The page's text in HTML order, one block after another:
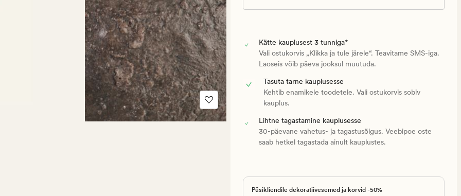
Kätte kauplusest 3 tunniga*
Vali ostukorvis „Klikka ja tule järele“. Teavitame SMS-iga.
Laoseis võib päeva jooksul muutuda.
Tasuta tarne kauplusesse
Kehtib enamikele toodetele. Vali ostukorvis sobiv
kauplus.
Lihtne tagastamine kauplusesse
30-päevane vahetus- ja tagastusõigus. Veebipoe oste
saab hetkel tagastada ainult kauplustes.
Püsikliendile dekoratiivesemed ja korvid -50%